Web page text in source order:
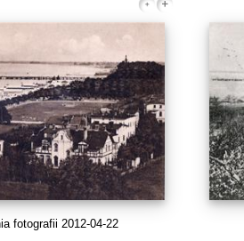
fotografii 2012-04-22